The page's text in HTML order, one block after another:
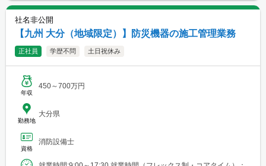
社名非公開
【九州 大分（地域限定）】防災機器の施工管理業務
正社員 学歴不問 土日祝休み
年収
450～700万円
勤務地
大分県
資格
消防設備士